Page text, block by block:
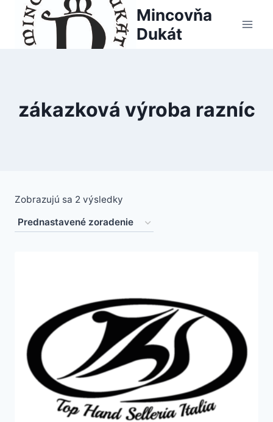
content
Mincovňa
Dukát
zákazková výroba razníc
Zobrazujú sa 2 výsledky